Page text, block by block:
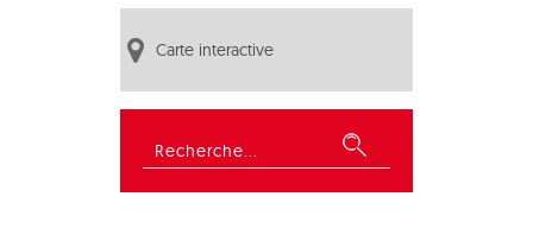
Carte interactive
Rechercher